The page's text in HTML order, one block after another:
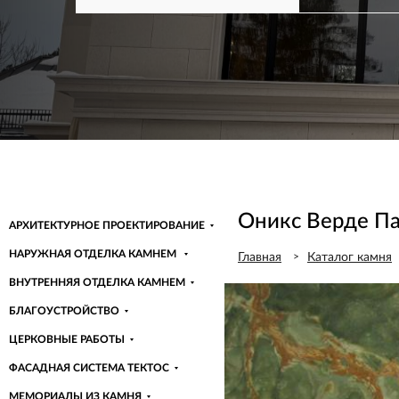
СКАЧАТЬ ПРЕЗЕНТАЦИЮ
Узнать больше
СКАЧАТЬ ПРЕЗЕНТАЦИЮ
СКАЧАТЬ ПРЕЗЕНТАЦИЮ
АРХИТЕКТУРНОЕ ПРОЕКТИРОВАНИЕ
НАРУЖНАЯ ОТДЕЛКА КАМНЕМ
ВНУТРЕННЯЯ ОТДЕЛКА КАМНЕМ
БЛАГОУСТРОЙСТВО
ЦЕРКОВНЫЕ РАБОТЫ
ФАСАДНАЯ СИСТЕМА ТЕКТОС
МЕМОРИАЛЫ ИЗ КАМНЯ
Оникс Верде
Главная Каталог камня